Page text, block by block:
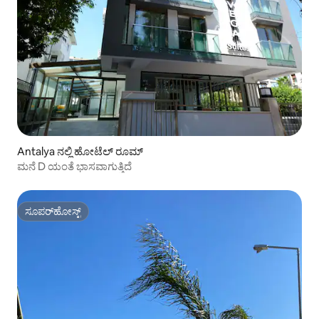
Antalya ನಲ್ಲಿ ಹೋಟೆಲ್ ರೂಮ್
ಮನೆ D ಯಂತೆ ಭಾಸವಾಗುತ್ತಿದೆ
ಸೂಪರ್‌ಹೋಸ್ಟ್
ಸೂಪರ್‌ಹೋಸ್ಟ್